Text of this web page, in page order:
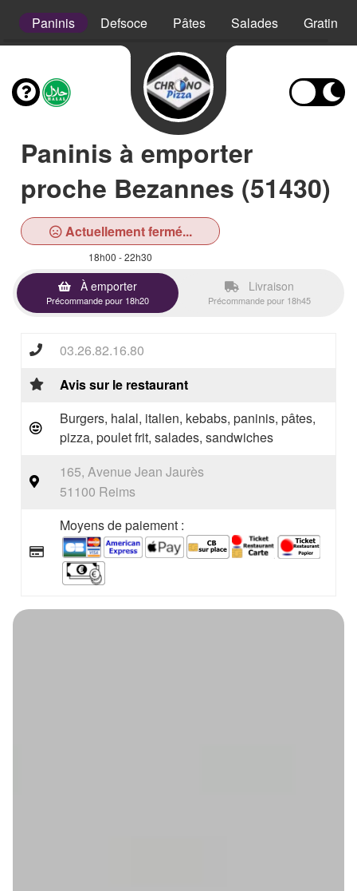
Paninis Defsoce Pâtes Salades Gratins
Paninis à emporter
proche Bezannes (51430)
Actuellement fermé...
18h00 - 22h30
À emporter
Précommande pour 18h20
Livraison
Précommande pour 18h45
03.26.82.16.80
Avis sur le restaurant
Burgers, halal, italien, kebabs, paninis, pâtes,
pizza, poulet frit, salades, sandwiches
165, Avenue Jean Jaurès
51100 Reims
Moyens de paiement :